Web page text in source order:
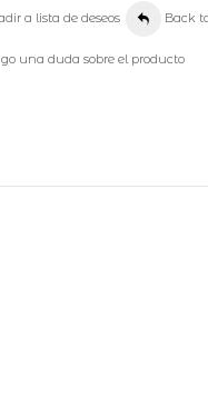
a lista de deseos Back
una duda sobre el producto